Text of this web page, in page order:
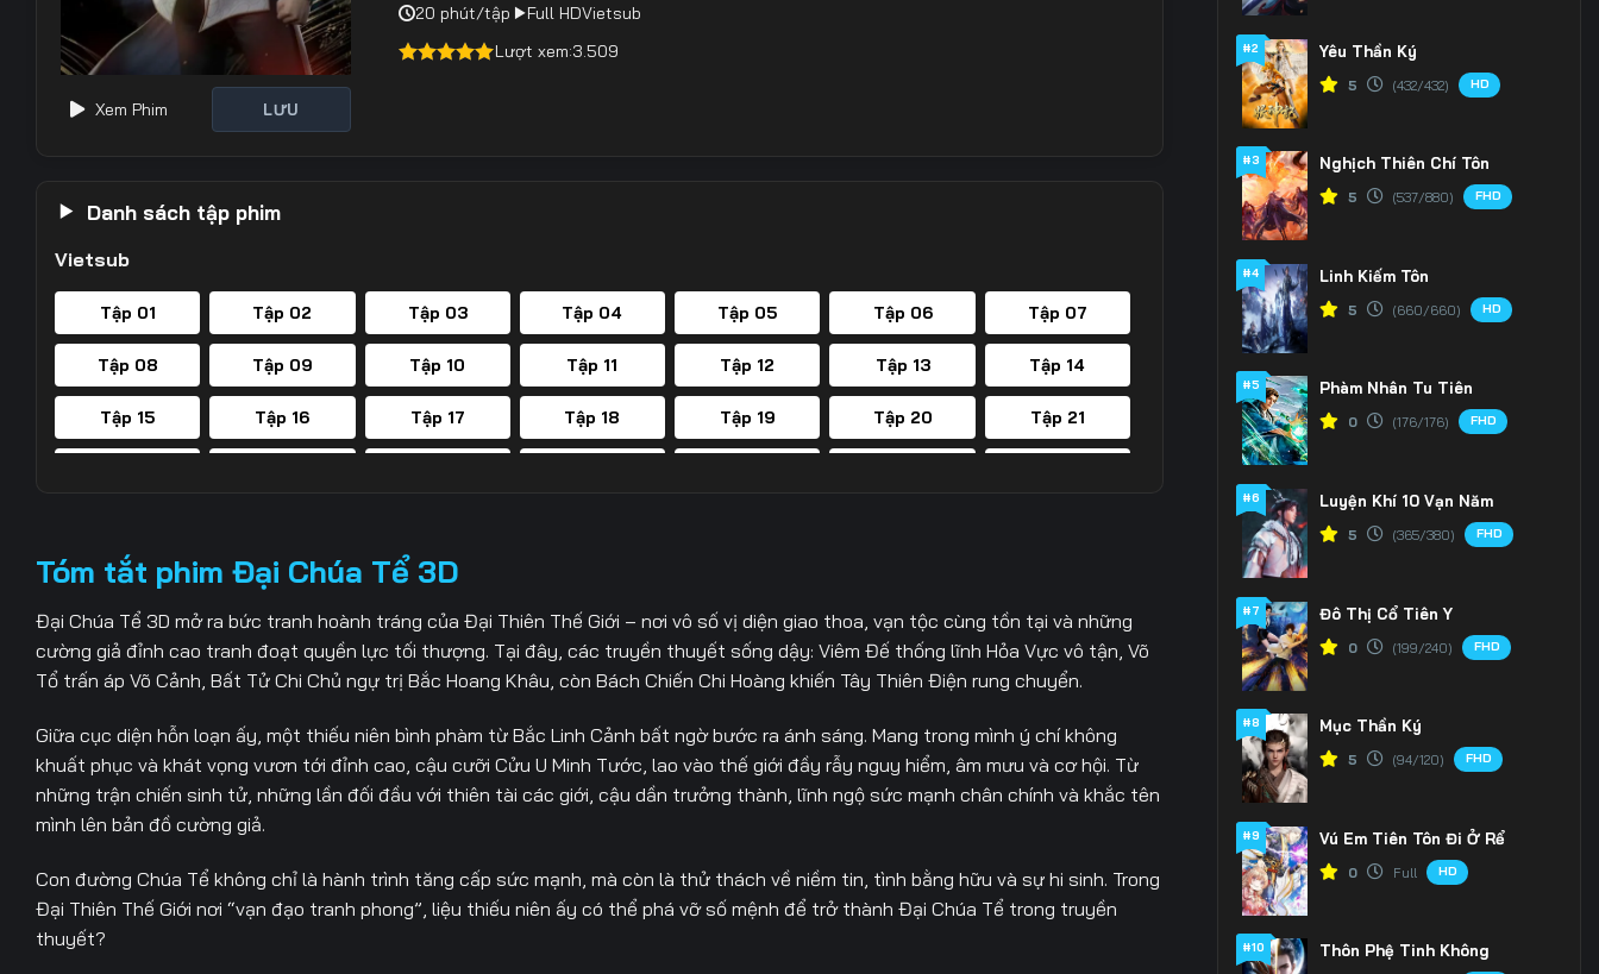
Xem Phim LƯU
20 phút/tập Full HDVietsub
Lượt xem:3.509
Danh sách tập phim
Vietsub
Tập 01 Tập 02 Tập 03 Tập 04 Tập 05 Tập 06 Tập 07
Tập 08 Tập 09 Tập 10 Tập 11 Tập 12 Tập 13 Tập 14
Tập 15 Tập 16 Tập 17 Tập 18 Tập 19 Tập 20 Tập 21
Tập 36 Tập 37 Tập 38
Tập 43 Tập 44 Tập 45 Tập 46 Tập 47 Tập 48 Tập 49
Tập 50 Tập 51 Tập 52
Tóm tắt phim Đại Chúa Tể 3D
Đại Chúa Tể 3D mở ra bức tranh hoành tráng của Đại Thiên Thế Giới – nơi vô số vị diện giao thoa, vạn tộc cùng tồn tại và những
cường giả đỉnh cao tranh đoạt quyền lực tối thượng. Tại đây, các truyền thuyết sống dậy: Viêm Đế thống lĩnh Hỏa Vực vô tận, Võ
Tổ trấn áp Võ Cảnh, Bất Tử Chi Chủ ngự trị Bắc Hoang Khâu, còn Bách Chiến Chi Hoàng khiến Tây Thiên Điện rung chuyển.
Giữa cục diện hỗn loạn ấy, một thiếu niên bình phàm từ Bắc Linh Cảnh bất ngờ bước ra ánh sáng. Mang trong mình ý chí không
khuất phục và khát vọng vươn tới đỉnh cao, cậu cưỡi Cửu U Minh Tước, lao vào thế giới đầy rẫy nguy hiểm, âm mưu và cơ hội. Từ
những trận chiến sinh tử, những lần đối đầu với thiên tài các giới, cậu dần trưởng thành, lĩnh ngộ sức mạnh chân chính và khắc tên
mình lên bản đồ cường giả.
Con đường Chúa Tể không chỉ là hành trình tăng cấp sức mạnh, mà còn là thử thách về niềm tin, tình bằng hữu và sự hi sinh. Trong
Đại Thiên Thế Giới nơi “vạn đạo tranh phong”, liệu thiếu niên ấy có thể phá vỡ số mệnh để trở thành Đại Chúa Tể trong truyền
thuyết?
#2 Yêu Thần Ký
5 (432/432) HD
#3 Nghịch Thiên Chí Tôn
5 (537/880) FHD
#4 Linh Kiếm Tôn
5 (660/660) HD
#5 Phàm Nhân Tu Tiên
0 (176/176) FHD
#6 Luyện Khí 10 Vạn Năm
5 (365/380) FHD
#7 Đô Thị Cổ Tiên Y
0 (199/240) FHD
#8 Mục Thần Ký
5 (94/120) FHD
#9 Vú Em Tiên Tôn Đi Ở Rể
0 Full HD
#10 Thôn Phệ Tinh Không